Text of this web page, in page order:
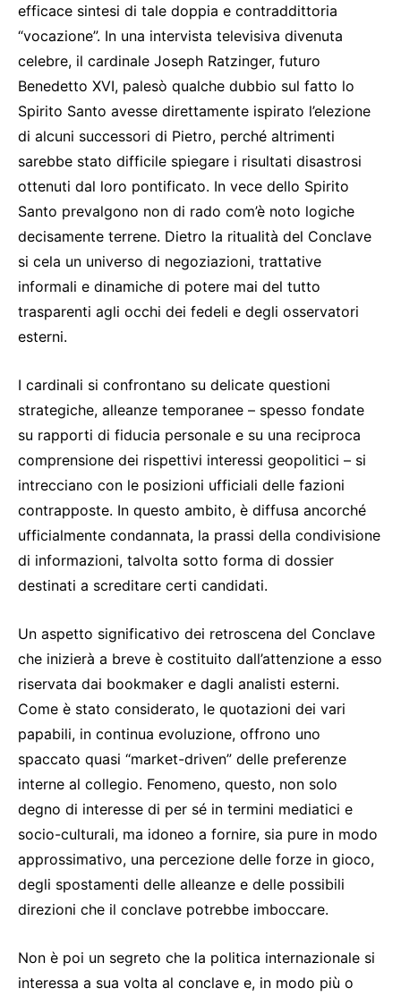
efficace sintesi di tale doppia e contraddittoria
“vocazione”. In una intervista televisiva divenuta
celebre, il cardinale Joseph Ratzinger, futuro
Benedetto XVI, palesò qualche dubbio sul fatto lo
Spirito Santo avesse direttamente ispirato l’elezione
di alcuni successori di Pietro, perché altrimenti
sarebbe stato difficile spiegare i risultati disastrosi
ottenuti dal loro pontificato. In vece dello Spirito
Santo prevalgono non di rado com’è noto logiche
decisamente terrene. Dietro la ritualità del Conclave
si cela un universo di negoziazioni, trattative
informali e dinamiche di potere mai del tutto
trasparenti agli occhi dei fedeli e degli osservatori
esterni.
I cardinali si confrontano su delicate questioni
strategiche, alleanze temporanee – spesso fondate
su rapporti di fiducia personale e su una reciproca
comprensione dei rispettivi interessi geopolitici – si
intrecciano con le posizioni ufficiali delle fazioni
contrapposte. In questo ambito, è diffusa ancorché
ufficialmente condannata, la prassi della condivisione
di informazioni, talvolta sotto forma di dossier
destinati a screditare certi candidati.
Un aspetto significativo dei retroscena del Conclave
che inizierà a breve è costituito dall’attenzione a esso
riservata dai bookmaker e dagli analisti esterni.
Come è stato considerato, le quotazioni dei vari
papabili, in continua evoluzione, offrono uno
spaccato quasi “market-driven” delle preferenze
interne al collegio. Fenomeno, questo, non solo
degno di interesse di per sé in termini mediatici e
socio-culturali, ma idoneo a fornire, sia pure in modo
approssimativo, una percezione delle forze in gioco,
degli spostamenti delle alleanze e delle possibili
direzioni che il conclave potrebbe imboccare.
Non è poi un segreto che la politica internazionale si
interessa a sua volta al conclave e, in modo più o